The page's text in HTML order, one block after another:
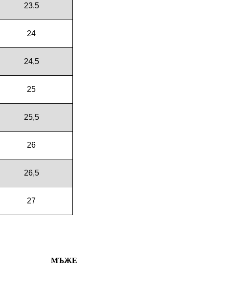
23,5
24
24,5
25
25,5
26
26,5
27
МЪЖЕ